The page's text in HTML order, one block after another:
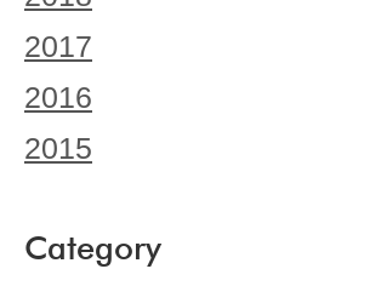
2017
2016
2015
Category